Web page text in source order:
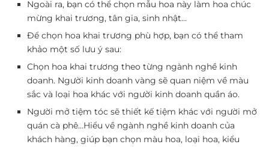
Ngoài ra, bạn có thể chọn mẫu hoa này làm hoa chúc
mừng khai trương, tân gia, sinh nhật…
Để chọn hoa khai trương phù hợp, bạn có thể tham
khảo một số lưu ý sau:
Chọn hoa khai trương theo từng ngành nghề kinh
doanh. Người kinh doanh vàng sẽ quan niệm về màu
sắc và loại hoa khác với người kinh doanh quần áo.
Người mở tiệm tóc sẽ thiết kế tiệm khác với người mở
quán cà phê…Hiểu về ngành nghề kinh doanh của
khách hàng, giúp bạn chọn màu hoa, loại hoa, kiểu